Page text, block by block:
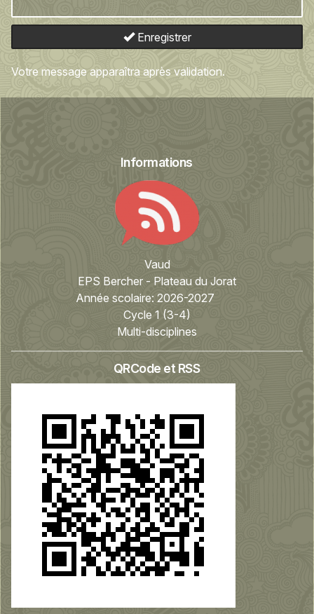
Enregistrer
Votre message apparaîtra après validation.
Informations
Vaud
EPS Bercher - Plateau du Jorat
Année scolaire: 2026-2027
Cycle 1 (3-4)
Multi-disciplines
QRCode et RSS